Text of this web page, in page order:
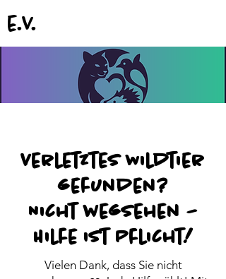
e.V.
Verletztes Wildtier
gefunden?
Nicht wegsehen –
Hilfe ist Pflicht!
Vielen Dank, dass Sie nicht